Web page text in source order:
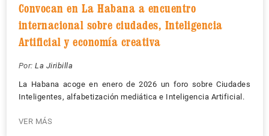
Convocan en La Habana a encuentro
internacional sobre ciudades, Inteligencia
Artificial y economía creativa
Por: La Jiribilla
La Habana acoge en enero de 2026 un foro sobre Ciudades
Inteligentes, alfabetización mediática e Inteligencia Artificial.
VER MÁS